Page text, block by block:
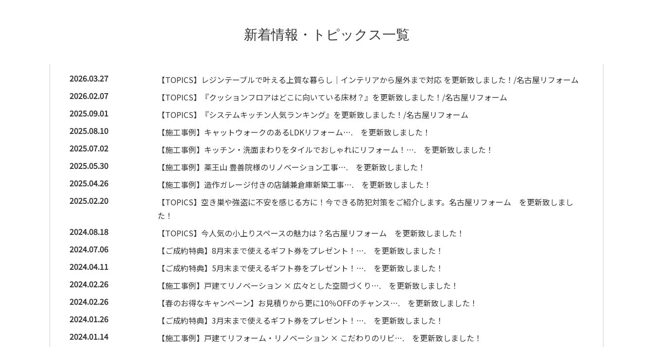
2026.03.27
【TOPICS】レジンテーブルで叶える上質な暮らし｜インテリアから屋外まで対応 を更新致しました！/名古屋リフォーム
2026.02.07
【TOPICS】『クッションフロアはどこに向いている床材？』を更新致しました！/名古屋リフォーム
2025.09.01
【TOPICS】『システムキッチン人気ランキング』を更新致しました！/名古屋リフォーム
2025.08.10
【施工事例】キャットウォークのあるLDKリフォーム…. を更新致しました！
2025.07.02
【施工事例】キッチン・洗面まわりをタイルでおしゃれにリフォーム！…. を更新致しました！
2025.05.30
【施工事例】薬王山 豊善院様のリノベーション工事…. を更新致しました！
2025.04.26
【施工事例】造作ガレージ付きの店舗兼倉庫新築工事…. を更新致しました！
2025.02.20
【TOPICS】空き巣や強盗に不安を感じる方に！今できる防犯対策をご紹介します。名古屋リフォーム を更新致しまし
た！
2024.08.18
【TOPICS】今人気の小上りスペースの魅力は？名古屋リフォーム を更新致しました！
2024.07.06
【ご成約特典】8月末まで使えるギフト券をプレゼント！…. を更新致しました！
2024.04.11
【ご成約特典】5月末まで使えるギフト券をプレゼント！…. を更新致しました！
2024.02.26
【施工事例】戸建てリノベーション × 広々とした空間づくり…. を更新致しました！
2024.02.26
【春のお得なキャンペーン】お見積りから更に10％OFFのチャンス…. を更新致しました！
2024.01.26
【ご成約特典】3月末まで使えるギフト券をプレゼント！…. を更新致しました！
2024.01.14
【施工事例】戸建てリフォーム・リノベーション × こだわりのリビ…. を更新致しました！